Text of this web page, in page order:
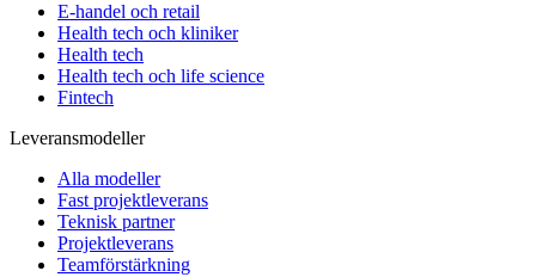
E-handel och retail
Health tech och kliniker
Health tech
Health tech och life science
Fintech
Leveransmodeller
Alla modeller
Fast projektleverans
Teknisk partner
Projektleverans
Teamförstärkning